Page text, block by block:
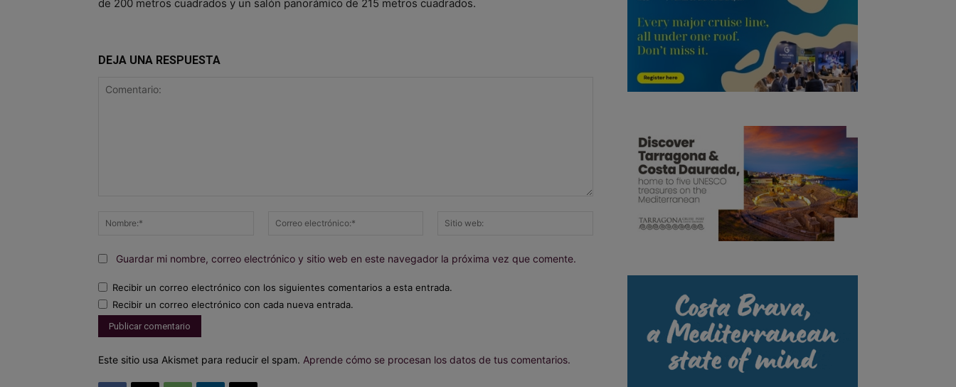
de 200 metros cuadrados y un salón panorámico de 215 metros cuadrados.
DEJA UNA RESPUESTA
Nombre:*
Correo
Guardar mi nombre, correo electrónico y sitio web en este navegador la próxima vez que comente.
Recibir un correo electrónico con los siguientes comentarios a esta entrada.
Recibir un correo electrónico con cada nueva entrada.
Este sitio usa Akismet para reducir el spam. Aprende cómo se procesan los datos de tus comentarios.